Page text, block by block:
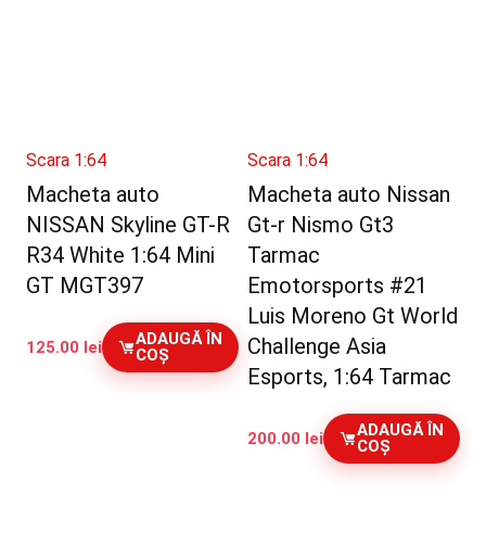
Scara 1:64
Macheta auto
NISSAN Skyline GT-R
R34 White 1:64 Mini
GT MGT397
125.00 lei
ADAUGĂ ÎN
COȘ
Scara 1:64
Macheta auto Nissan
Gt-r Nismo Gt3
Tarmac
Emotorsports #21
Luis Moreno Gt World
Challenge Asia
Esports, 1:64 Tarmac
200.00 lei
ADAUGĂ ÎN
COȘ